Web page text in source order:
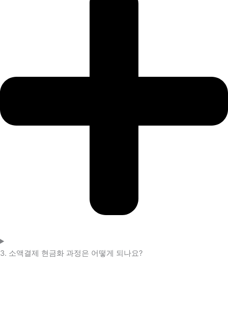
3. 소액결제 현금화 과정은 어떻게 되나요?